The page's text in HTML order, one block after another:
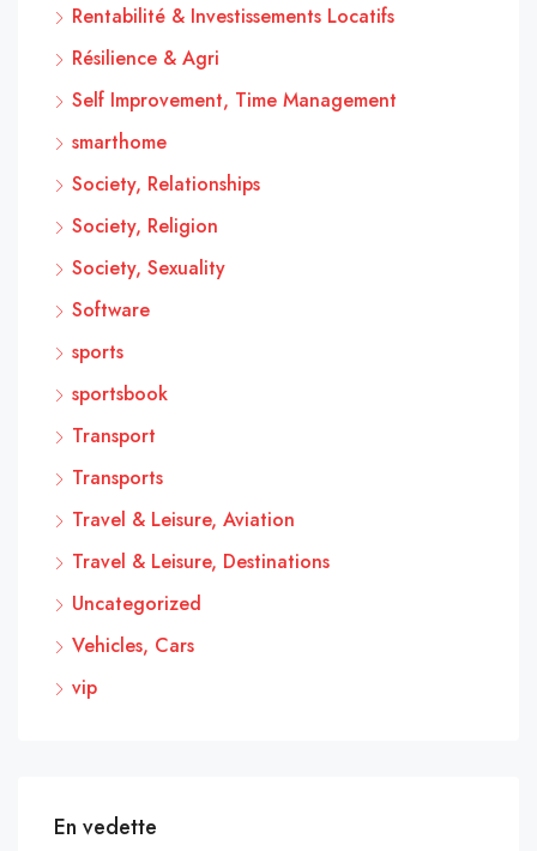
Rentabilité & Investissements Locatifs
Résilience & Agri
Self Improvement, Time Management
smarthome
Society, Relationships
Society, Religion
Society, Sexuality
Software
sports
sportsbook
Transport
Transports
Travel & Leisure, Aviation
Travel & Leisure, Destinations
Uncategorized
Vehicles, Cars
vip
En vedette